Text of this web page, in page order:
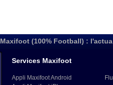
Maxifoot (100% Football) :
Services Maxifoot
Appli Maxifoot Android